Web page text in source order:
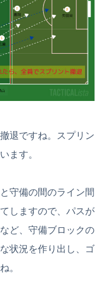
退ですね。スプリン
ます。
守備の間のライン間
しますので、パスが
ど、守備ブロックの
状況を作り出し、ゴ
。